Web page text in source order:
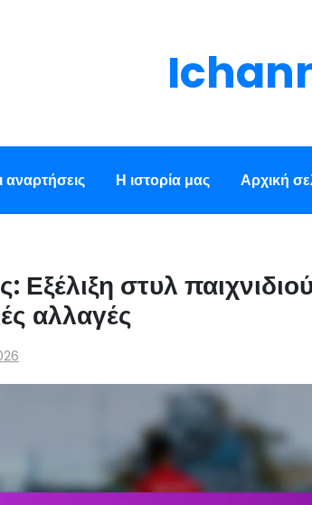
αναρτήσεις Η ιστορία μας Αρχική
Εξέλιξη στυλ
αλλαγές